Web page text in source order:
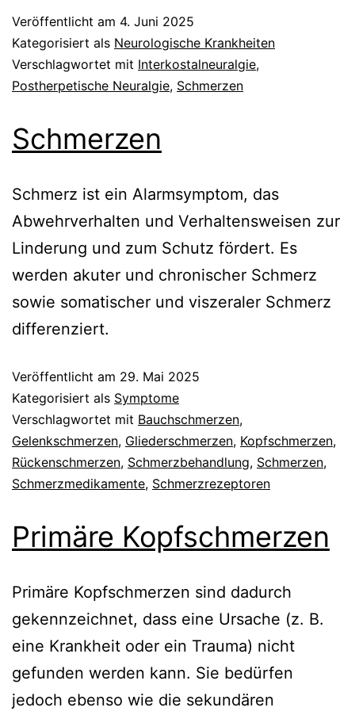
Veröffentlicht am 4. Juni 2025
Kategorisiert als Neurologische Krankheiten
Verschlagwortet mit Interkostalneuralgie,
Postherpetische Neuralgie, Schmerzen
Schmerzen
Schmerz ist ein Alarmsymptom, das
Abwehrverhalten und Verhaltensweisen zur
Linderung und zum Schutz fördert. Es
werden akuter und chronischer Schmerz
sowie somatischer und viszeraler Schmerz
differenziert.
Veröffentlicht am 29. Mai 2025
Kategorisiert als Symptome
Verschlagwortet mit Bauchschmerzen,
Gelenkschmerzen, Gliederschmerzen, Kopfschmerzen,
Rückenschmerzen, Schmerzbehandlung, Schmerzen,
Schmerzmedikamente, Schmerzrezeptoren
Primäre Kopfschmerzen
Primäre Kopfschmerzen sind dadurch
gekennzeichnet, dass eine Ursache (z. B.
eine Krankheit oder ein Trauma) nicht
gefunden werden kann. Sie bedürfen
jedoch ebenso wie die sekundären